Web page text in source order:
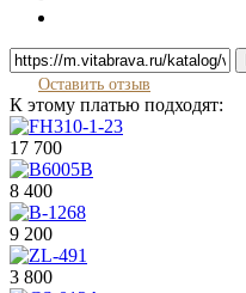
Оставить отзыв
К этому платью подходят:
17 700
8 400
9 200
3 800